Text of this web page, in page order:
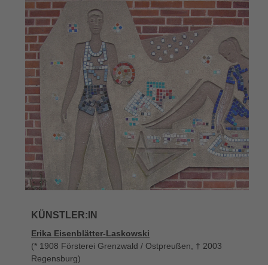
KÜNSTLER:IN
Erika Eisenblätter-Laskowski
(* 1908 Försterei Grenzwald / Ostpreußen, † 2003
Regensburg)